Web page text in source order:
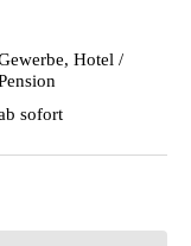
Hotel /
sofort